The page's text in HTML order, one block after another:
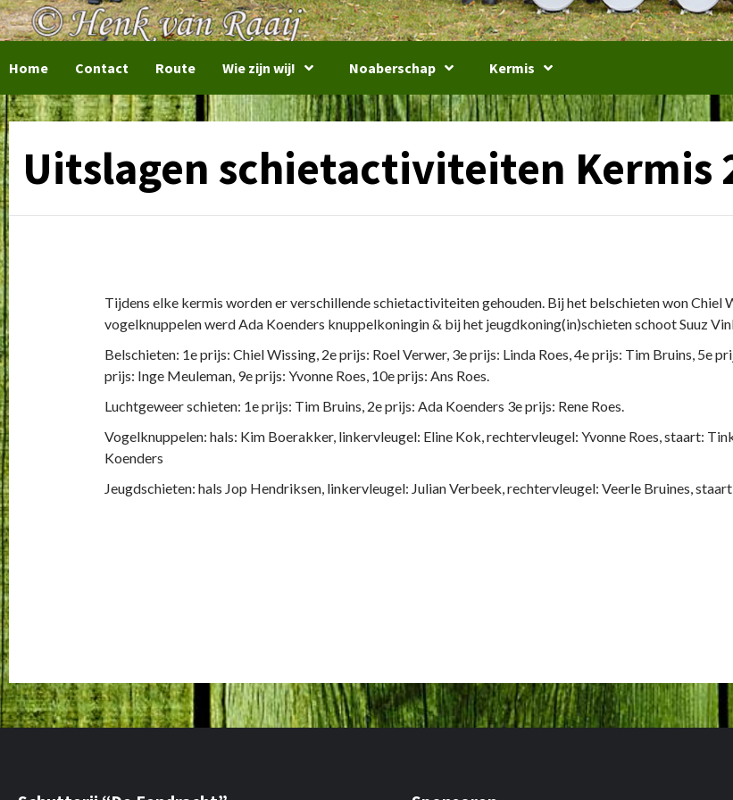
Home Contact Route Wie zijn wij! Noaberschap Kermis
Uitslagen schietactiviteiten Kermis
Tijdens elke kermis worden er verschillende schietactiviteiten gehouden. Bij het belschieten won
vogelknuppelen werd Ada Koenders knuppelkoningin & bij het jeugdkoning(in)schieten schoot Suuz
Belschieten: 1e prijs: Chiel Wissing, 2e prijs: Roel Verwer, 3e prijs: Linda Roes, 4e prijs: Tim Bruins, 5e
prijs: Inge Meuleman, 9e prijs: Yvonne Roes, 10e prijs: Ans Roes.
Luchtgeweer schieten: 1e prijs: Tim Bruins, 2e prijs: Ada Koenders 3e prijs: Rene Roes.
Vogelknuppelen: hals: Kim Boerakker, linkervleugel: Eline Kok, rechtervleugel: Yvonne Roes, staart:
Koenders
Jeugdschieten: hals Jop Hendriksen, linkervleugel: Julian Verbeek, rechtervleugel: Veerle Bruines,